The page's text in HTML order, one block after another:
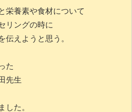
素や食材について
グの時に
ようと思う。
た
先生
た。